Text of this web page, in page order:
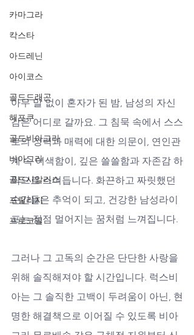
카마그라
칵스타
아드레닌
아이코스
골드드래곤
해포쿠
골드비아그라
비아그라
골드시알리스
프릴리지
프로코밀
아무 말 없이 혼자가 된 밤, 남성의 자신
감은 어디로 갈까요. 그 침묵 속에서 스스
로의 정력과 매력에 대한 의문이, 연인관
계 속 어색함이, 깊은 쓸쓸함과 자존감 하
락으로 스며듭니다. 화끈하고 짜릿했던
순간들은 추억이 되고, 건강한 남성라이
프는 점점 멀어지는 꿈처럼 느껴집니다.
그러나 그 고독의 순간은 단단한 사랑을
위해 솔직해져야 할 시간입니다. 럭스비
아는 그 솔직한 고백이 두려움이 아닌, 현
명한 해결책으로 이어질 수 있도록 비아